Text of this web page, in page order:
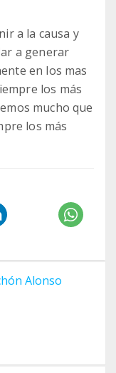
a la causa y
a generar
en los mas
los más
mucho que
los más
Alonso